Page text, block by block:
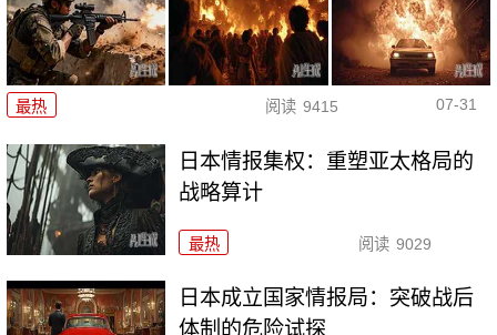
最热 阅读 9415 07-31
日本情报集权：重塑亚太格局的
战略算计
最热 阅读 9029
日本成立国家情报局：突破战后
体制的危险试探